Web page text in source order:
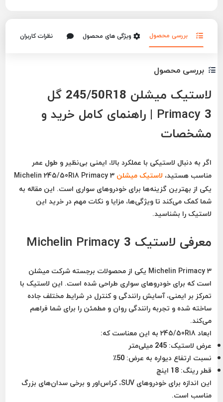
بررسی محصول ویژگی های محصول نظرات کاربران
بررسی محصول
لاستیک میشلن 245/50R18 گل
Primacy 3 | راهنمای کامل خرید و
مشخصات
اگر به دنبال لاستیکی با عملکرد بالا، ایمنی بی‌نظیر و طول عمر
مناسب هستید، لاستیک میشلن Michelin 245/50R18 Primacy 3
یکی از بهترین گزینه‌ها برای خودروهای سواری است. این مقاله به
شما کمک می‌کند تا ویژگی‌ها، مزایا و نکات مهم در خرید این
لاستیک را بشناسید.
معرفی لاستیک Michelin Primacy 3
Michelin Primacy 3 یکی از محصولات برجسته شرکت میشلن
است که برای خودروهای سواری طراحی شده است. این لاستیک با
تمرکز بر ایمنی، آسایش رانندگی و کنترل در شرایط مختلف جاده
ساخته شده و تجربه رانندگی روان و مطمئن را برای شما فراهم
می‌کند.
ابعاد 245/50R18 به این معناست که:
عرض لاستیک: 245 میلی‌متر
نسبت ارتفاع دیواره به عرض: 50٪
قطر رینگ: 18 اینچ
این اندازه برای خودروهای SUV، کراس‌اور و برخی سدان‌های بزرگ
مناسب است.